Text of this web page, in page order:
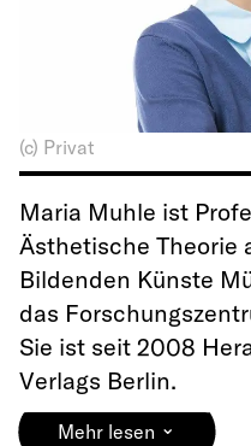
(c) Privat
Maria Muhle ist
Ästhetische Theorie
Bildenden Künste
das
Sie ist seit 2008
Verlags Berlin.
Mehr lesen ⌄